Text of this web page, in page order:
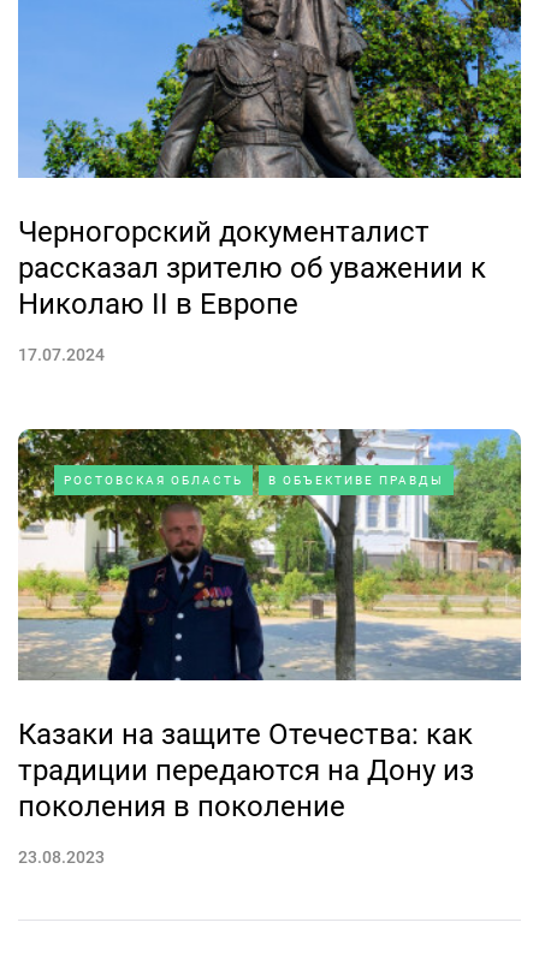
Черногорский документалист
рассказал зрителю об уважении к
Николаю II в Европе
17.07.2024
РОСТОВСКАЯ ОБЛАСТЬ В ОБЪЕКТИВЕ ПРАВДЫ
Казаки на защите Отечества: как
традиции передаются на Дону из
поколения в поколение
23.08.2023